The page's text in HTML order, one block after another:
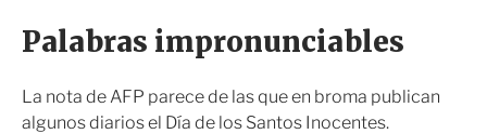
r
Palabras impronunciables
La nota de AFP parece de las que en broma publican
algunos diarios el Día de los Santos Inocentes.